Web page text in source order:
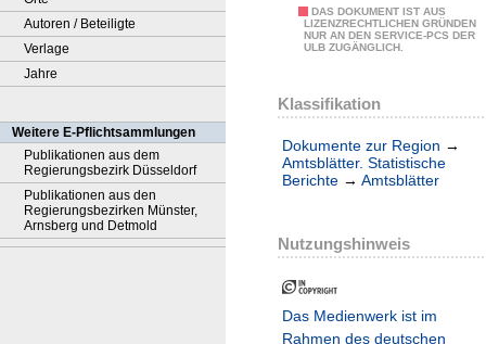
Autoren / Beteiligte
Verlage
Jahre
Weitere E-Pflichtsammlungen
Publikationen aus dem
Regierungsbezirk Düsseldorf
Publikationen aus den
Regierungsbezirken Münster,
Arnsberg und Detmold
DAS DOKUMENT IST AUS
LIZENZRECHTLICHEN GRÜNDEN
NUR AN DEN SERVICE-PCS DER
ULB ZUGÄNGLICH.
Klassifikation
Dokumente zur Region →
Amtsblätter. Statistische
Berichte → Amtsblätter
Nutzungshinweis
Das Medienwerk ist im
Rahmen des deutschen